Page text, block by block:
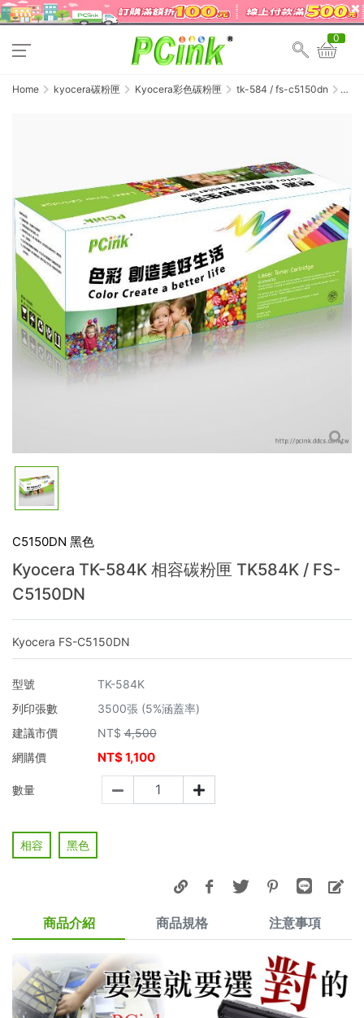
0
Home kyocera碳粉匣 Kyocera彩色碳粉匣
tk-584 / fs-c5150dn
/ FS-
C5150DN 黑色
Kyocera TK-584K 相容碳粉匣 TK584K / FS-
C5150DN
Kyocera FS-C5150DN
型號
TK-584K
列印張數
3500張 (5%涵蓋率)
建議市價
NT$ 4,500
網購價
NT$1,100
數量
相容 黑色
商品介紹 商品規格 注意事項